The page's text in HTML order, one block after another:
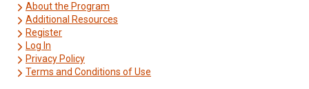
About the Program
Additional Resources
Register
Log In
Privacy Policy
Terms and Conditions of Use